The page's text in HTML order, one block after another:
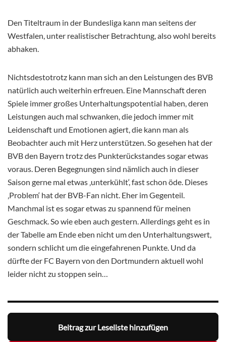
Den Titeltraum in der Bundesliga kann man seitens der
Westfalen, unter realistischer Betrachtung, also wohl bereits
abhaken.
Nichtsdestotrotz kann man sich an den Leistungen des BVB
natürlich auch weiterhin erfreuen. Eine Mannschaft deren
Spiele immer großes Unterhaltungspotential haben, deren
Leistungen auch mal schwanken, die jedoch immer mit
Leidenschaft und Emotionen agiert, die kann man als
Beobachter auch mit Herz unterstützen. So gesehen hat der
BVB den Bayern trotz des Punkterückstandes sogar etwas
voraus. Deren Begegnungen sind nämlich auch in dieser
Saison gerne mal etwas ‚unterkühlt‘, fast schon öde. Dieses
‚Problem‘ hat der BVB-Fan nicht. Eher im Gegenteil.
Manchmal ist es sogar etwas zu spannend für meinen
Geschmack. So wie eben auch gestern. Allerdings geht es in
der Tabelle am Ende eben nicht um den Unterhaltungswert,
sondern schlicht um die eingefahrenen Punkte. Und da
dürfte der FC Bayern von den Dortmundern aktuell wohl
leider nicht zu stoppen sein…
Beitrag zur Leseliste hinzufügen